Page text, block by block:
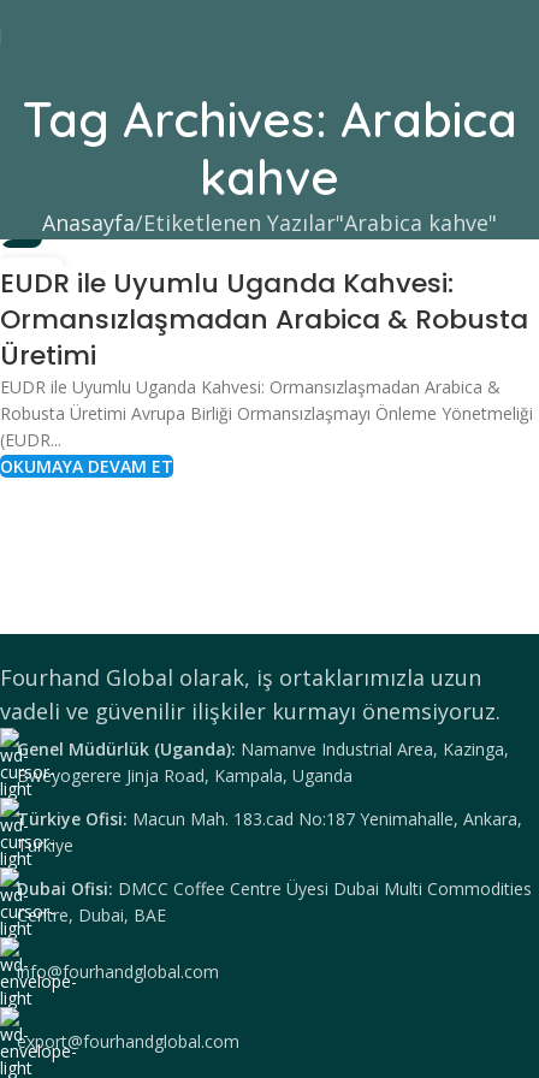
Tag Archives: Arabica
kahve
Anasayfa Etiketlenen Yazılar"Arabica kahve"
07
KAS
EUDR ile Uyumlu Uganda Kahvesi:
Ormansızlaşmadan Arabica & Robusta
Üretimi
EUDR ile Uyumlu Uganda Kahvesi: Ormansızlaşmadan Arabica &
Robusta Üretimi Avrupa Birliği Ormansızlaşmayı Önleme Yönetmeliği
(EUDR...
OKUMAYA DEVAM ET
Fourhand Global olarak, iş ortaklarımızla uzun
vadeli ve güvenilir ilişkiler kurmayı önemsiyoruz.
Genel Müdürlük (Uganda): Namanve Industrial Area, Kazinga,
Bweyogerere Jinja Road, Kampala, Uganda
Türkiye Ofisi: Macun Mah. 183.cad No:187 Yenimahalle, Ankara,
Turkiye
Dubai Ofisi: DMCC Coffee Centre Üyesi Dubai Multi Commodities
Centre, Dubai, BAE
info@fourhandglobal.com
export@fourhandglobal.com